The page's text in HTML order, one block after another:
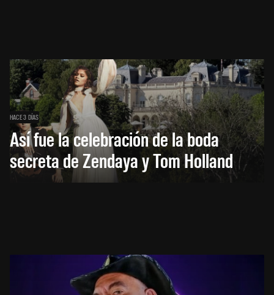
HACE 3 DÍAS
Así fue la celebración de la boda
secreta de Zendaya y Tom Holland